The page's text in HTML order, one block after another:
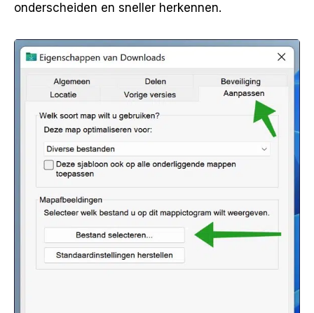
onderscheiden en sneller herkennen.